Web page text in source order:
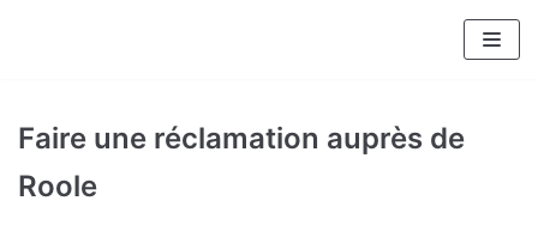
contenu
Faire une réclamation auprès de
Roole